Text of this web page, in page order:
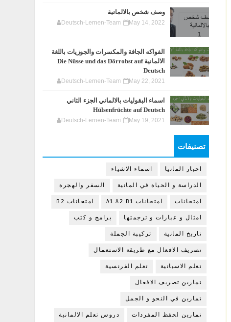
وصف شخص بالالمانية
Deutsch-Lernen-Team May 14, 2022
الفواكه الجافة والمكسرات والجوزيات باللغة
الالمانية Die Nüsse und das Dörrobst auf
Deutsch
Deutsch-Lernen-Team May 22, 2021
اسماء البقوليات بالالماني الجزء الثاني
Hülsenfrüchte auf Deutsch
Deutsch-Lernen-Team May 19, 2021
تصنيفات
اخبار المانيا اسماء الاشياء
الدراسة و الحياة في المانية السفر والهجرة
امتحانات امتحانات A1 A2 B1 امتحانات B2
امثال و عبارات و ترجمتها برامج و كتب
تاريخ المانية تركيبة الجملة
تصريف الافعال مع طريقة الاستعمال
تعلم الاسبانية تعلم الفرنسية
تمارين تصريف الافعال
تمارين في النحو و الجمل
تمارين لحفظ المفردات دروس تعلم الالمانية